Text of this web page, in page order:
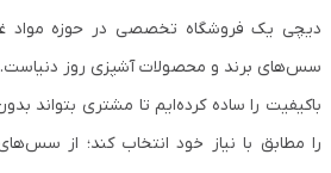
دیچی یک فروشگاه تخصصی در حوزه مواد
سس‌های برند و محصولات آشپزی روز دنیاست.
باکیفیت را ساده کرده‌ایم تا مشتری بتواند
را مطابق با نیاز خود انتخاب کند؛ از